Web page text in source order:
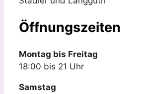
Öffnungszeiten
Montag bis Freitag
18:00 bis 21 Uhr
Samstag